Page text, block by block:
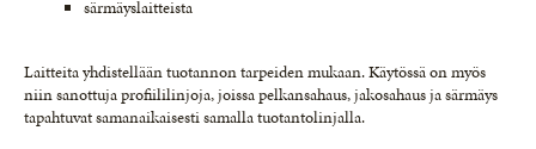
särmäyslaitteista
Laitteita yhdistellään tuotannon tarpeiden mukaan. Käytössä on myös
niin sanottuja profiililinjoja, joissa pelkansahaus, jakosahaus ja särmäys
tapahtuvat samanaikaisesti samalla tuotantolinjalla.